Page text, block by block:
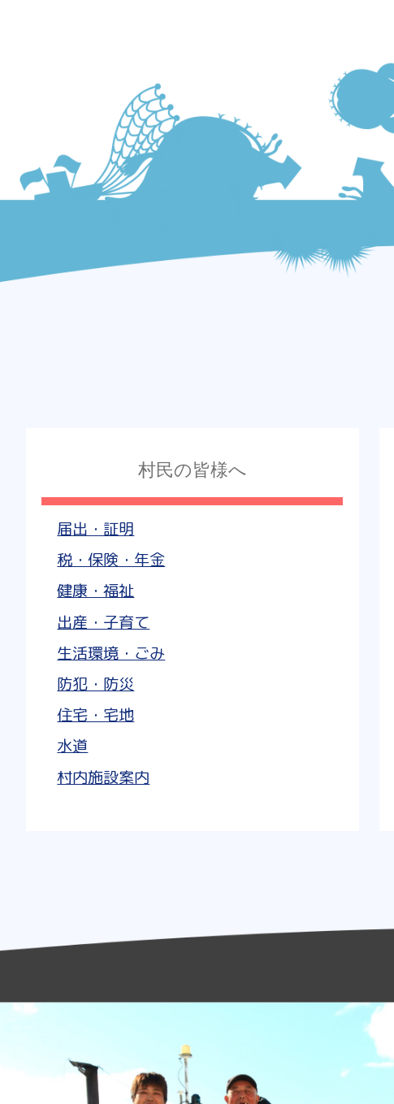
村民の皆様へ
届出・証明
税・保険・年金
健康・福祉
出産・子育て
生活環境・ごみ
防犯・防災
住宅・宅地
水道
村内施設案内